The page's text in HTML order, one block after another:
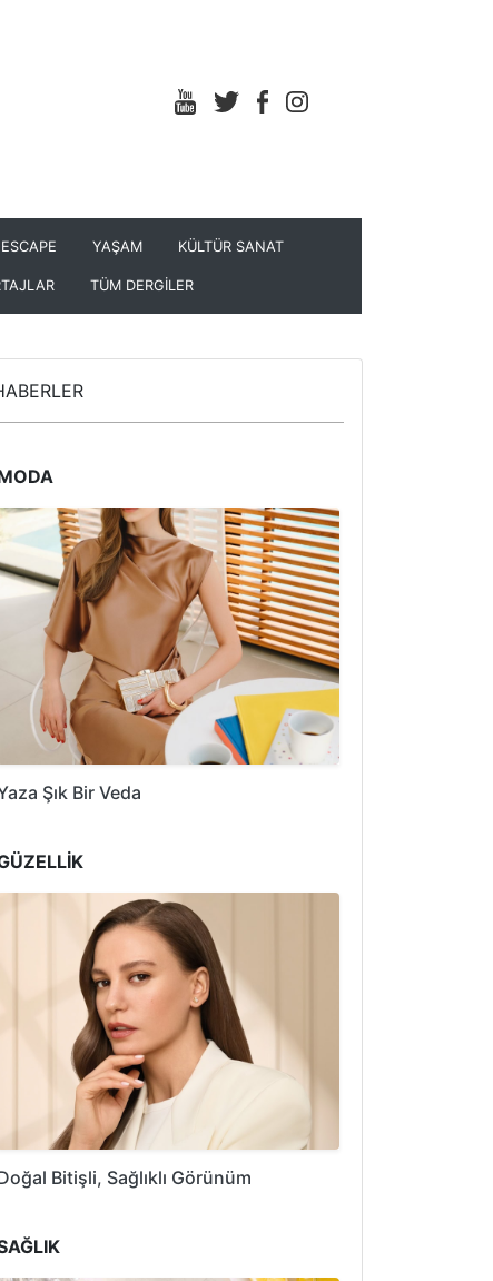
YAŞAM KÜLTÜR SANAT
TÜM DERGİLER
Şık Bir Veda
Bitişli, Sağlıklı Görünüm